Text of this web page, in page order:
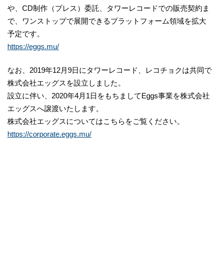
や、CD制作（プレス）委託、タワーレコードでの販売契約ま
で、ワンストップで展開できるプラットフォーム領域を拡大
予定です。
https://eggs.mu/
なお、2019年12月9日にタワーレコード、レコチョクは共同で
株式会社エッグスを設立しました。
設立に伴い、2020年4月1日をもちましてEggs事業を株式会社
エッグスへ譲渡いたします。
株式会社エッグスについてはこちらをご覧ください。
https://corporate.eggs.mu/